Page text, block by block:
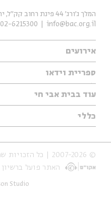
אירועים
עיון
אנגלית
נוער
סדרות
אירועי עבר
אירועים בירושלים
ספריית וידאו
ילדים
מוזיקה
עיון
מיוחדים
עוד בבית אבי חי
תערוכות
מיוחדים
כללי
אודות
הצהרת נגישות
תנאי שימוש והצהרת פרטיות
המלך ג'ורג' 44 פינת רחוב קק״ל, ירושלים
info@bac.org.il
02-6215300
© 2007-2026 | כל הזכויות שמורות לבית אבי חי
האתר פועל
Studio